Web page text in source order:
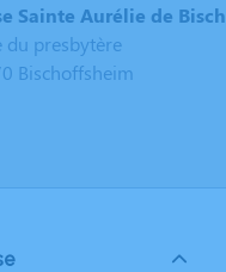
Sainte Aurélie de
du presbytère
Bischoffsheim